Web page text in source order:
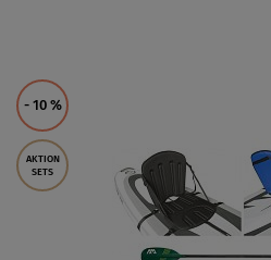
- 10 %
AKTION
SETS